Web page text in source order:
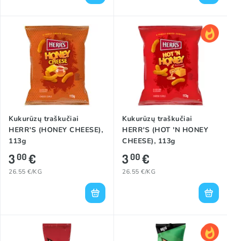
Kukurūzų traškučiai
HERR'S (HONEY CHEESE),
113g
300€
26.55 €/KG
Kukurūzų traškučiai
HERR'S (HOT 'N HONEY
CHEESE), 113g
300€
26.55 €/KG